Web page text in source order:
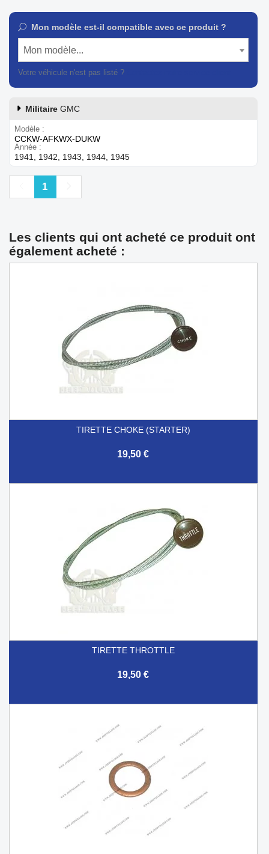
Mon modèle est-il compatible avec ce produit ?
Mon modèle...
Votre véhicule n'est pas listé ?
Militaire GMC
Modèle
CCKW-AFKWX-DUKW
Année
1941, 1942, 1943, 1944, 1945
Précédent
1
Les clients qui ont acheté ce produit ont
également acheté :
TIRETTE CHOKE (STARTER)
19,50 €
TIRETTE THROTTLE
19,50 €